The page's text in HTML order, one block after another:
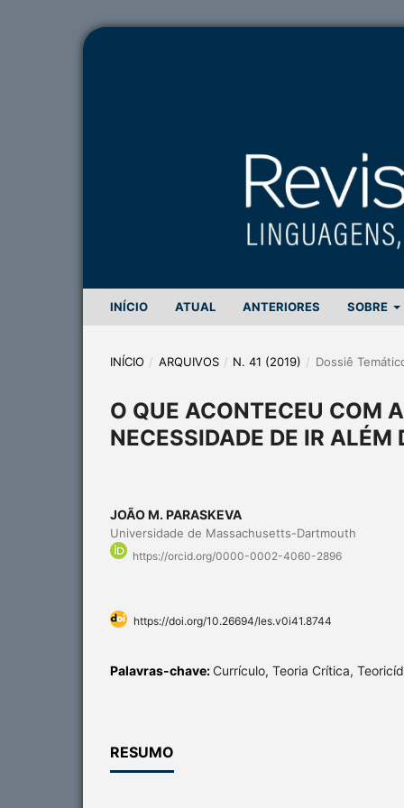
INÍCIO ATUAL ANTERIORES SOBRE
INÍCIO / ARQUIVOS / N. 41 (2019) / Dossiê
O QUE ACONTECEU COM
NECESSIDADE DE IR
JOÃO M. PARASKEVA
Universidade de Massachusetts-Dartmouth
https://orcid.org/0000-0002-4060-2896
https://doi.org/10.26694/les.v0i41.8744
Palavras-chave: Currículo, Teoria Crítica,
RESUMO